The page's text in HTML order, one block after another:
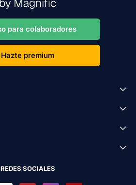
para colaboradores
Hazte premium
REDES SOCIALES